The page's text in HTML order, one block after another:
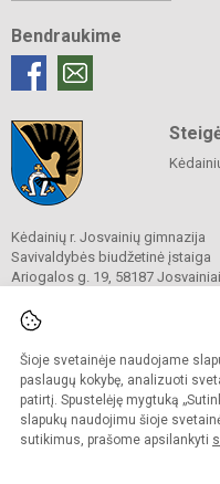
Šioje svetainėje naudojame
paslaugų kokybę, analizuoti
patirtį. Spustelėję mygtuką
slapukų naudojimu šioje
sutikimus, prašome apsilankyti
Bendraukime
Kėdainių r. Josvainių gimnazija
Savivaldybės biudžetinė įstaiga
Ariogalos g. 19, 58187
El. p.
Duomenys kaupiami ir saugomi
Juridinių asmenų registre
Įmonės kodas 191018728